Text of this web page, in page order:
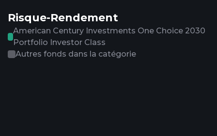
Risque-Rendement
American Century Investments One Choice 2030
Portfolio Investor Class
Autres fonds dans la catégorie